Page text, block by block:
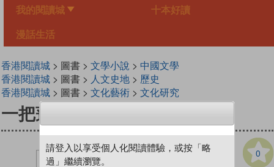
我的閱讀城 十本好讀
漫話生活
香港閱讀城> 圖書 > 文學小說 > 中國文學
香港閱讀城> 圖書 > 人文史地> 歷史
香港閱讀城> 圖書 > 文化藝術> 文化研究
一把蓮——黑水溝傳奇
0
請登入以享受個人化閱讀體驗，或按「略
過」繼續瀏覽。